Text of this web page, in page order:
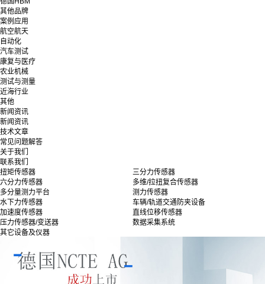
其他品牌
案例应用
航空航天
自动化
汽车测试
康复与医疗
农业机械
测试与测量
近海行业
其他
新闻资讯
新闻资讯
技术文章
常见问题解答
关于我们
联系我们
扭矩传感器
三分力传感器
六分力传感器
多维/拉扭复合传感器
多分量测力平台
测力传感器
水下力传感器
车辆/轨道交通防夹设备
加速度传感器
直线位移传感器
压力传感器/变送器
数据采集系统
其它设备及仪器